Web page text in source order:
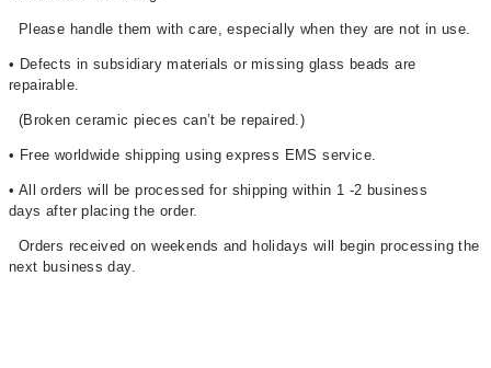
Please handle them with care, especially when they are not in use.
• Defects in subsidiary materials or missing glass beads are
repairable.
(Broken ceramic pieces can’t be repaired.)
• Free worldwide shipping using express EMS service.
• All orders will be processed for shipping within 1 -2 business
days after placing the order.
Orders received on weekends and holidays will begin processing the
next business day.